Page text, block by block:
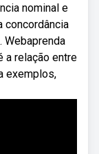
nominal e
concordância
Webaprenda
a relação entre
exemplos,